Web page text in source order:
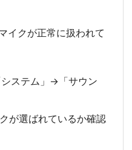
イクが正常に扱われて
ステム」→「サウン
が選ばれているか確認